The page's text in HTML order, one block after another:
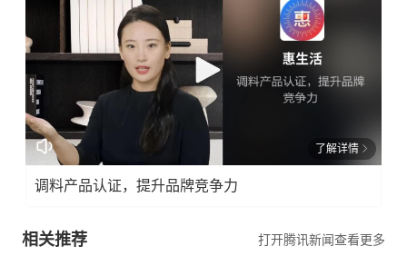
了解详情
调料产品认证，提升品牌竞争力
相关推荐 打开腾讯新闻查看更多